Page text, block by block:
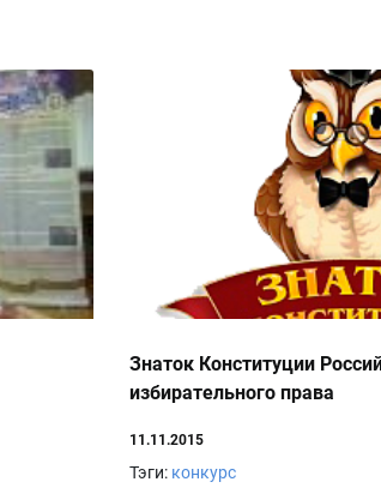
Знаток Конституции
избирательного права
11.11.2015
Тэги: конкурс